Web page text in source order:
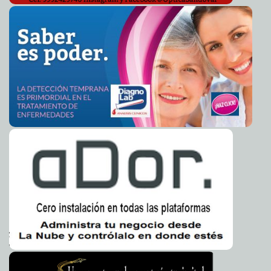
2012-06-12 16:55:20 Será culpa de la gobernadora y de otros prominentes
priístas los casos de dengue que vendrán: Kirbey Herrera Chab Javier
Eduardo Cámara Menéndez
2012-06-12 13:51:57 Tendencias después del debate presidencial del 10 de
junio de 2012 Franz de J. Fortuny Loret de Mola
2012-06-12 11:55:22 Gestionaré becas y apoyos para que jóvenes
continúen estudios: Mauricio Vila Guillermo Barrera Fernandez
2012-06-12 11:32:03 Frank Reyes estrena su disco Soy Tuyo Guillermo Barrera
Fernandez
2012-06-12 11:13:52 Directora de Derechos Humanos de la ONU se centra
en la homofobia y la transfobia Guillermo Barrera Fernandez
2012-06-12 11:03:12 A7
2012-06-12 11:01:34 Urgen al Congreso del Estado a poner mayor esfuerzo
para finiquitar sus asuntos pendientes A7
2012-06-12 10:54:19 Instruye Sedesol a delegados a respetar las leyes en
2012-06-12 10:54:16 Colegio de Contadores Públicos de Yucatán se reúne
con Renán Barrera y acepta no sólo participar en postular una terna
para la figura del Contralor sino también en vigilar una clara
fiscalización de recursos municipales A7
2012-06-12 10:31:50 Golpe de calor Lois Izquierdo
2012-06-12 08:18:57 Al descubierto fraude cometido por coordinador de